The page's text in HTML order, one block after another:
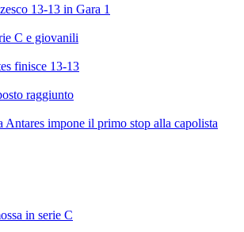
13-13 in Gara 1
C e giovanili
finisce 13-13
raggiunto
Antares impone il primo stop alla capolista
in serie C